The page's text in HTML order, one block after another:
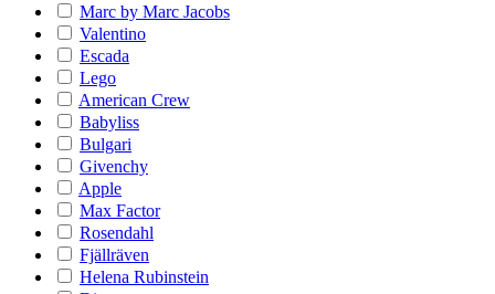
Marc by Marc Jacobs
Valentino
Escada
Lego
American Crew
Babyliss
Bulgari
Givenchy
Apple
Max Factor
Rosendahl
Fjällräven
Helena Rubinstein